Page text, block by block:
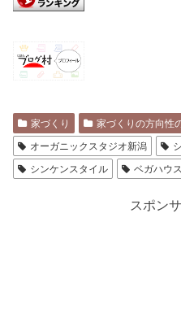
家づくり
家づくりの方向性
オーガニックスタジオ新潟
シンケンスタイル
ベガハウス
スポン